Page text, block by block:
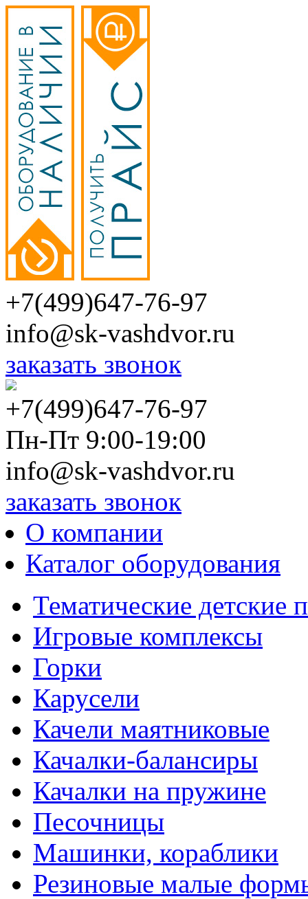
+7(499)647-76-97
info@sk-vashdvor.ru
заказать звонок
+7(499)647-76-97
Пн-Пт 9:00-19:00
info@sk-vashdvor.ru
заказать звонок
О компании
Каталог оборудования
Тематические детские
Игровые комплексы
Горки
Карусели
Качели маятниковые
Качалки-балансиры
Качалки на пружине
Песочницы
Машинки, кораблики
Резиновые малые